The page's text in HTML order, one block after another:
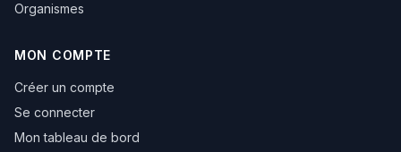
Organismes
MON COMPTE
Créer un compte
Se connecter
Mon tableau de bord